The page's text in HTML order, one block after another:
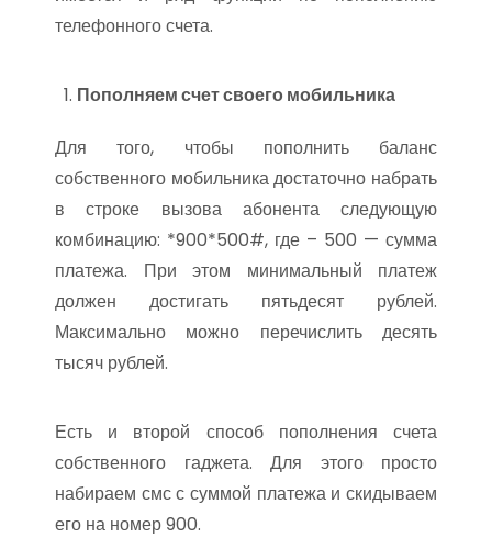
телефонного счета.
Пополняем счет своего мобильника
Для того, чтобы пополнить баланс
собственного мобильника достаточно набрать
в строке вызова абонента следующую
комбинацию: *900*500#, где – 500 — сумма
платежа. При этом минимальный платеж
должен достигать пятьдесят рублей.
Максимально можно перечислить десять
тысяч рублей.
Есть и второй способ пополнения счета
собственного гаджета. Для этого просто
набираем смс с суммой платежа и скидываем
его на номер 900.